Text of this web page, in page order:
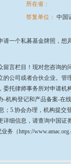
所在省：
答复单位： 中国
请一个私募基金牌照，想
留言栏目！现对您咨询
公司或者合伙企业。
委托律师事务所对申请
-机构登记和产品备案-在
；5.协会办理，机构提
详细信息，请查询中国
（https://